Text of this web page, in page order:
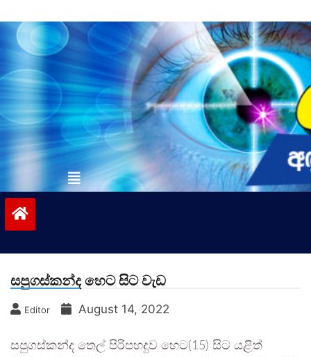
to
contentvinivida.lk
සපුගස්කන්ද හෙට සිට වැඩ
Editor August 14, 2022
සපුගස්කන්ද තෙල් පිරිපහදුව හෙට(15) සිට යළිත්